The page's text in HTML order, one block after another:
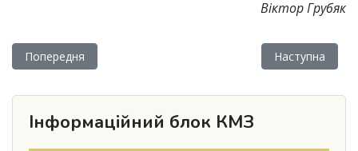
Віктор Грубяк
Попередня стаття: Тренінг, який подарував дітям нові
Попередня Наступна
Наступна
Інформаційний блок КМЗ